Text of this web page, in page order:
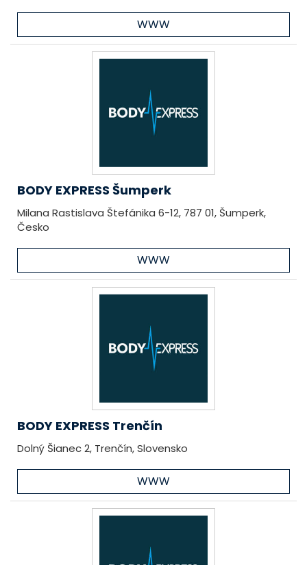
WWW
BODY EXPRESS Šumperk
Milana Rastislava Štefánika 6-12, 787 01, Šumperk,
Česko
WWW
BODY EXPRESS Trenčín
Dolný Šianec 2, Trenčín, Slovensko
WWW